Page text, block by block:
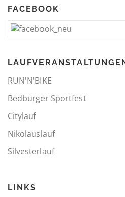
FACEBOOK
RUN'N'BIKE
Bedburger Sportfest
Citylauf
Nikolauslauf
Silvesterlauf
LINKS